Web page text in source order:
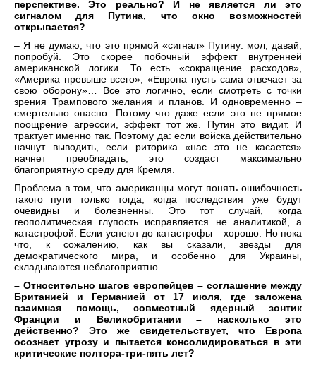
перспективе. Это реально? И не является ли это
сигналом для Путина, что окно возможностей
открывается?
– Я не думаю, что это прямой «сигнал» Путину: мол, давай,
попробуй. Это скорее побочный эффект внутренней
американской логики. То есть «сокращение расходов»,
«Америка превыше всего», «Европа пусть сама отвечает за
свою оборону»… Все это логично, если смотреть с точки
зрения Трампового желания и планов. И одновременно –
смертельно опасно. Потому что даже если это не прямое
поощрение агрессии, эффект тот же. Путин это видит. И
трактует именно так. Поэтому да: если войска действительно
начнут выводить, если риторика «нас это не касается»
начнет преобладать, это создаст максимально
благоприятную среду для Кремля.
Проблема в том, что американцы могут понять ошибочность
такого пути только тогда, когда последствия уже будут
очевидны и болезненны. Это тот случай, когда
геополитическая глупость исправляется не аналитикой, а
катастрофой. Если успеют до катастрофы – хорошо. Но пока
что, к сожалению, как вы сказали, звезды для
демократического мира, и особенно для Украины,
складываются неблагоприятно.
– Относительно шагов европейцев – соглашение между
Британией и Германией от 17 июля, где заложена
взаимная помощь, совместный ядерный зонтик
Франции и Великобритании – насколько это
действенно? Это же свидетельствует, что Европа
осознает угрозу и пытается консолидироваться в эти
критические полтора-три-пять лет?